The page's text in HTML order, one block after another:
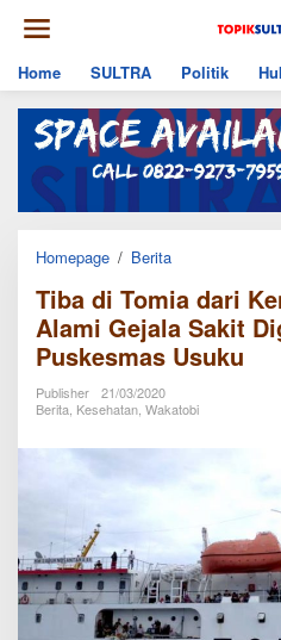
content
Home
SULTRA Politik
Homepage / BeritaTiba
Tomia
dari
Kendari,
8
Mahasiswa
Gejala
Digiring
Tiba di Tomia dari
Alami Gejala Sakit
Puskesmas Usuku
Publisher
21/03/2020
Berita Kesehatan Wakatobi